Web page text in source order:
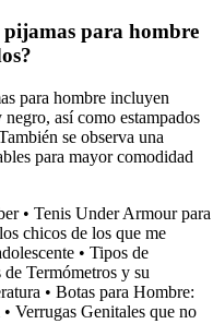
pijamas para hombre
para hombre incluyen
así como estampados
se observa una
para mayor comodidad
• Tenis Under Armour para
chicos de los que me
• Tipos de
de Termómetros y su
• Botas para Hombre:
• Verrugas Genitales que no